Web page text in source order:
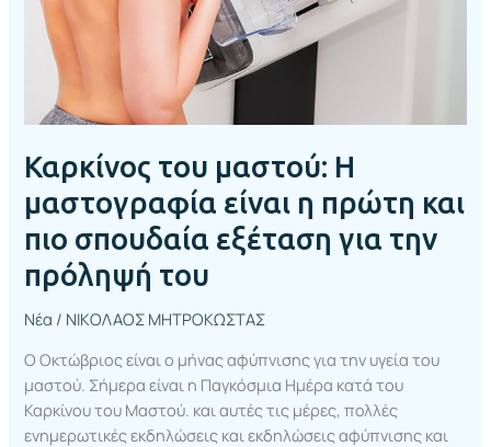
Καρκίνος του μαστού: Η
μαστογραφία είναι η πρώτη και
πιο σπουδαία εξέταση για την
πρόληψή του
Νέα / ΝΙΚΟΛΑΟΣ ΜΗΤΡΟΚΩΣΤΑΣ
Ο Οκτώβριος είναι ο μήνας αφύπνισης για την υγεία του
μαστού. Σήμερα είναι η Παγκόσμια Ημέρα κατά του
Καρκίνου του Μαστού. και αυτές τις μέρες, πολλές
ενημερωτικές εκδηλώσεις και εκδηλώσεις αφύπνισης και
πρώτη
σπουδαία
εξέταση
την
πρόληψή
του